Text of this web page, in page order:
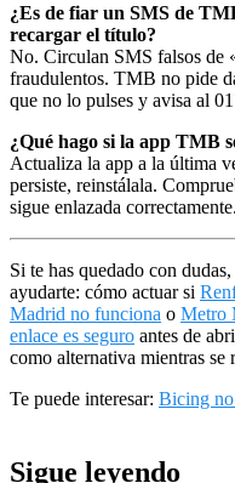
¿Es de fiar un SMS de
recargar el título?
No. Circulan SMS falsos de
fraudulentos. TMB no pide
que no lo pulses y avisa al
¿Qué hago si la app TMB
Actualiza la app a la última
persiste, reinstálala.
sigue enlazada correctamente.
Si te has quedado con
ayudarte: cómo actuar si
Madrid no funciona o Metro
enlace es seguro antes de
como alternativa mientras se
Te puede interesar: Bicing
Sigue leyendo